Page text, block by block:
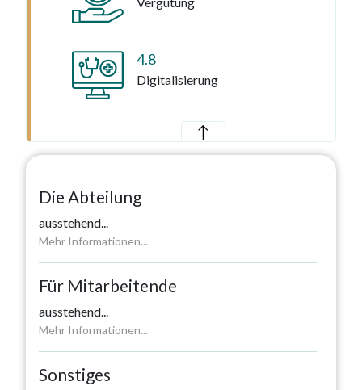
4.8
Digitalisierung
Die Abteilung
ausstehend...
Mehr Informationen...
Für Mitarbeitende
ausstehend...
Mehr Informationen...
Sonstiges